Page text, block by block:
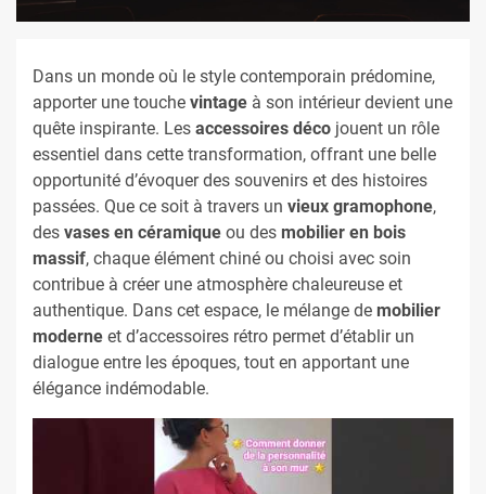
Dans un monde où le style contemporain prédomine,
apporter une touche vintage à son intérieur devient une
quête inspirante. Les accessoires déco jouent un rôle
essentiel dans cette transformation, offrant une belle
opportunité d’évoquer des souvenirs et des histoires
passées. Que ce soit à travers un vieux gramophone,
des vases en céramique ou des mobilier en bois
massif, chaque élément chiné ou choisi avec soin
contribue à créer une atmosphère chaleureuse et
authentique. Dans cet espace, le mélange de mobilier
moderne et d’accessoires rétro permet d’établir un
dialogue entre les époques, tout en apportant une
élégance indémodable.